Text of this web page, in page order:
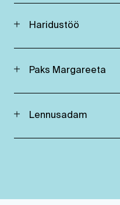
Haridustöö
Paks Margareeta
Lennusadam